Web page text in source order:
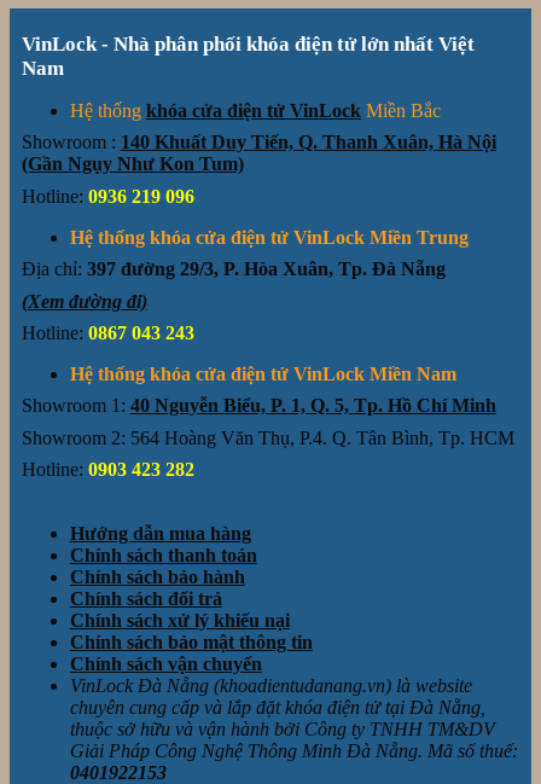
VinLock - Nhà phân phối khóa điện tử lớn nhất Việt
Nam
Hệ thống khóa cửa điện tử VinLock Miền Bắc
Showroom : 140 Khuất Duy Tiến, Q. Thanh Xuân, Hà Nội
(Gần Ngụy Như Kon Tum)
Hotline: 0936 219 096
Hệ thống khóa cửa điện tử VinLock Miền Trung
Địa chỉ: 397 đường 29/3, P. Hòa Xuân, Tp. Đà Nẵng
(Xem đường đi)
Hotline: 0867 043 243
Hệ thống khóa cửa điện tử VinLock Miền Nam
Showroom 1: 40 Nguyễn Biểu, P. 1, Q. 5, Tp. Hồ Chí Minh
Showroom 2: 564 Hoàng Văn Thụ, P.4. Q. Tân Bình, Tp. HCM
Hotline: 0903 423 282
Hướng dẫn mua hàng
Chính sách thanh toán
Chính sách bảo hành
Chính sách đổi trả
Chính sách xử lý khiếu nại
Chính sách bảo mật thông tin
Chính sách vận chuyển
VinLock Đà Nẵng (khoadientudanang.vn) là website
chuyên cung cấp và lắp đặt khóa điện tử tại Đà Nẵng,
thuộc sở hữu và vận hành bởi Công ty TNHH TM&DV
Giải Pháp Công Nghệ Thông Minh Đà Nẵng. Mã số thuế:
0401922153